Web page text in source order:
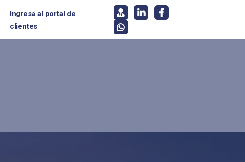
Ingresa al portal de
clientes